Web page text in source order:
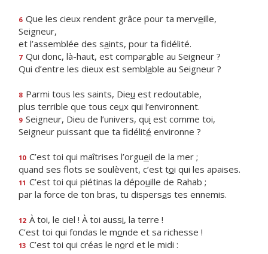
6 Que les cieux rendent grâce pour ta merveille,
Seigneur,
et l’assemblée des saints, pour ta fidélité.
7 Qui donc, là-haut, est comparable au Seigneur ?
Qui d’entre les dieux est semblable au Seigneur ?
8 Parmi tous les saints, Dieu est redoutable,
plus terrible que tous ceux qui l’environnent.
9 Seigneur, Dieu de l’univers, qui est comme toi,
Seigneur puissant que ta fidélité environne ?
10 C’est toi qui maîtrises l’orgueil de la mer ;
quand ses flots se soulèvent, c’est toi qui les apaises.
11 C’est toi qui piétinas la dépouille de Rahab ;
par la force de ton bras, tu dispersas tes ennemis.
12 À toi, le ciel ! À toi aussi, la terre !
C’est toi qui fondas le monde et sa richesse !
13 C’est toi qui créas le nord et le midi :